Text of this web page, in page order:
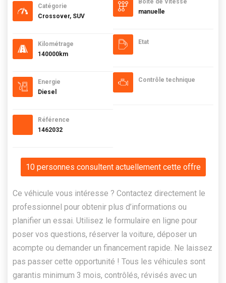
Catégorie
Crossover, SUV
Kilométrage
140000km
Energie
Diesel
Référence
1462032
manuelle
Etat
Contrôle technique
10 personnes consultent actuellement cette offre
Ce véhicule vous intéresse ? Contactez directement le
professionnel pour obtenir plus d’informations ou
planifier un essai. Utilisez le formulaire en ligne pour
poser vos questions, réserver la voiture, déposer un
acompte ou demander un financement rapide. Ne laissez
pas passer cette opportunité ! Tous les véhicules sont
garantis minimum 3 mois, contrôlés, révisés avec un